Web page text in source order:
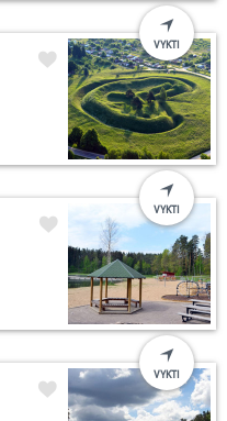
VYKTI
VYKTI
VYKTI